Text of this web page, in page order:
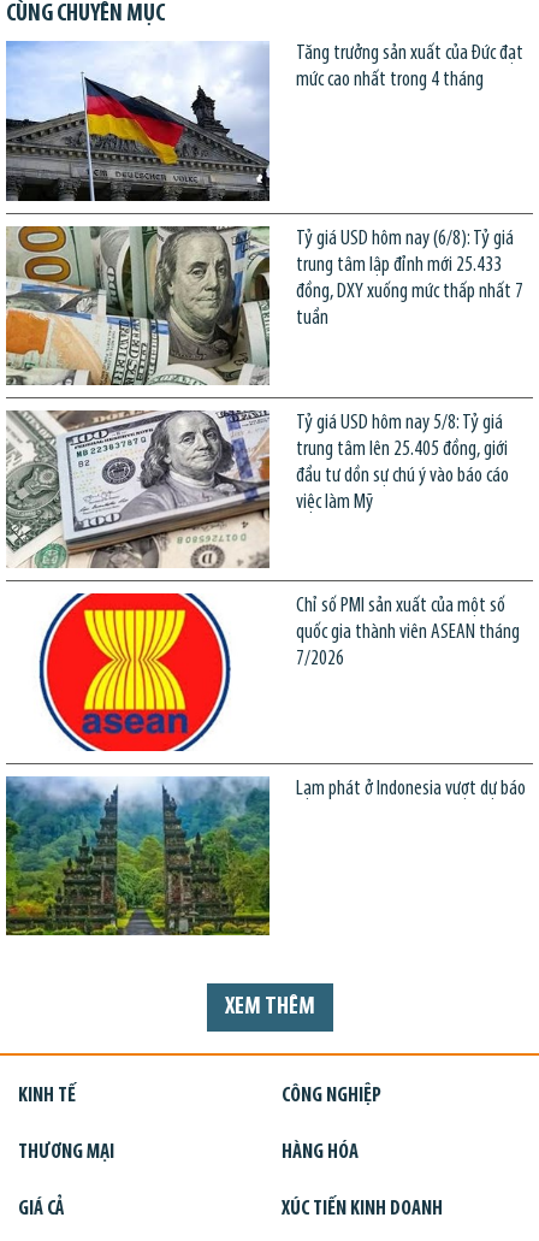
CÙNG CHUYÊN MỤC
Tăng trưởng sản xuất của Đức đạt
mức cao nhất trong 4 tháng
Tỷ giá USD hôm nay (6/8): Tỷ giá
trung tâm lập đỉnh mới 25.433
đồng, DXY xuống mức thấp nhất 7
tuần
Tỷ giá USD hôm nay 5/8: Tỷ giá
trung tâm lên 25.405 đồng, giới
đầu tư dồn sự chú ý vào báo cáo
việc làm Mỹ
Chỉ số PMI sản xuất của một số
quốc gia thành viên ASEAN tháng
7/2026
Lạm phát ở Indonesia vượt dự báo
XEM THÊM
KINH TẾ CÔNG NGHIỆP
THƯƠNG MẠI HÀNG HÓA
GIÁ CẢ XÚC TIẾN KINH DOANH